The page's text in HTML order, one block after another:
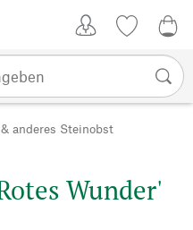
anderes Steinobst
Wunder'